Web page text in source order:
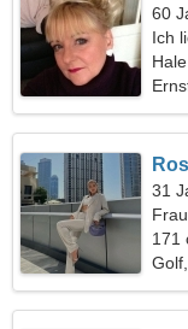
60
Ich
31
171